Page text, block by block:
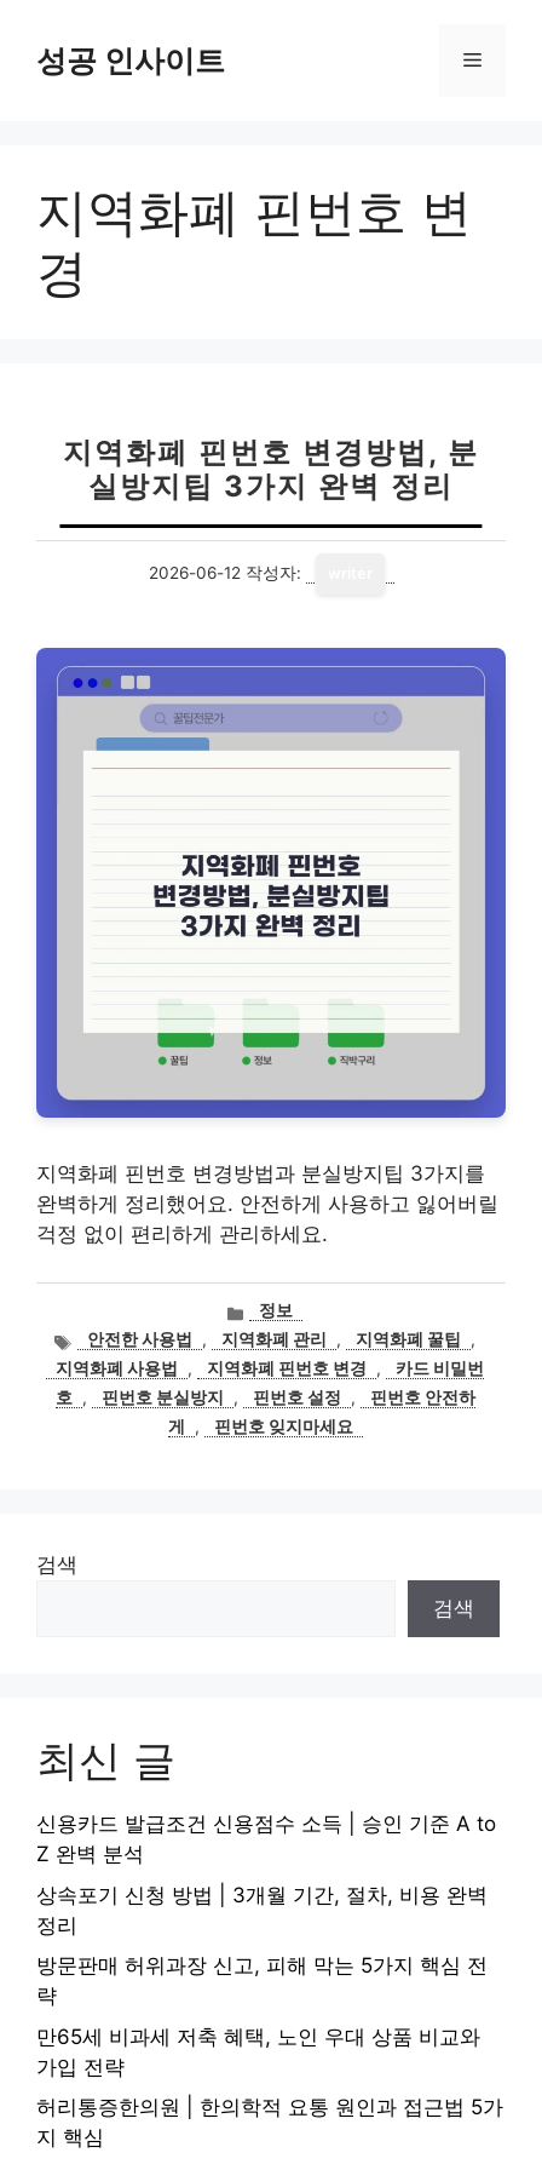
성공 인사이트 메
지역화폐 핀번호 변
경
지역화폐 핀번호 변경방법, 분
실방지팁 3가지 완벽 정리
2026-06-12 작성자:
지역화폐 핀번호 변경방법과 분실방지팁 3가지를
완벽하게 정리했어요. 안전하게 사용하고 잃어버릴
걱정 없이 편리하게 관리하세요.
카
테
고
리
정보
태
그
안전한 사용법 , 지역화폐 관리 , 지역화폐 꿀팁
,
지역화폐 사용법
, 지역화폐 핀번호 변경 ,
카드 비밀번
호
, 핀번호 분실방지 , 핀번호 설정 ,
핀번호 안전하
게
, 핀번호 잊지마세요
검색
검색
최신 글
신용카드 발급조건 신용점수 소득 | 승인 기준 A to
Z 완벽 분석
상속포기 신청 방법 | 3개월 기간, 절차, 비용 완벽
정리
방문판매 허위과장 신고, 피해 막는 5가지 핵심 전
략
만65세 비과세 저축 혜택, 노인 우대 상품 비교와
가입 전략
허리통증한의원 | 한의학적 요통 원인과 접근법 5가
지 핵심